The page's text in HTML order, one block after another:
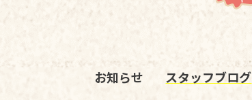
お知らせ スタッフブログ